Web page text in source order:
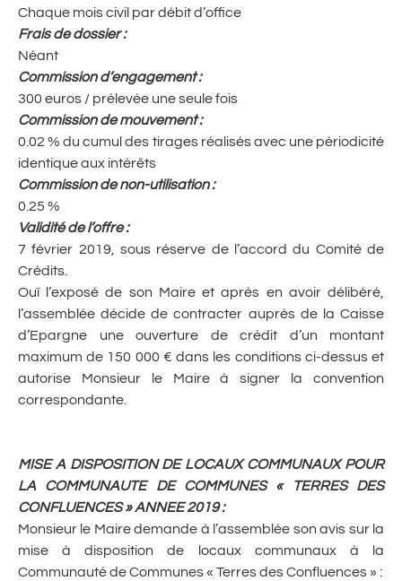
Chaque mois civil par débit d’office
Frais de dossier:
Néant
Commission d’engagement:
300 euros / prélevée une seule fois
Commission de mouvement:
0.02 % du cumul des tirages réalisés avec une périodicité
identique aux intérêts
Commission de non-utilisation:
0.25 %
Validité de l’offre:
7 février 2019, sous réserve de l’accord du Comité de
Crédits.
Ouï l’exposé de son Maire et après en avoir délibéré,
l’assemblée décide de contracter auprès de la Caisse
d’Epargne une ouverture de crédit d’un montant
maximum de 150 000 € dans les conditions ci-dessus et
autorise Monsieur le Maire à signer la convention
correspondante.
MISE A DISPOSITION DE LOCAUX COMMUNAUX POUR
LA COMMUNAUTE DE COMMUNES « TERRES DES
CONFLUENCES » ANNEE 2019:
Monsieur le Maire demande à l’assemblée son avis sur la
mise à disposition de locaux communaux à la
Communauté de Communes « Terres des Confluences » :